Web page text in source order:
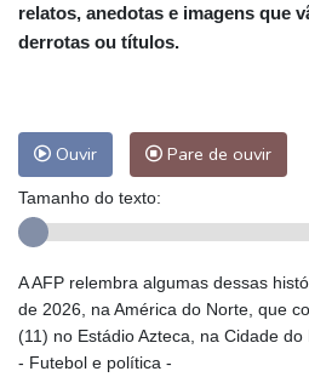
relatos, anedotas e imagens que
derrotas ou títulos.
Ouvir Pare de ouvir
Tamanho do texto:
A AFP relembra algumas dessas
de 2026, na América do Norte, que
(11) no Estádio Azteca, na Cidade do
- Futebol e política -